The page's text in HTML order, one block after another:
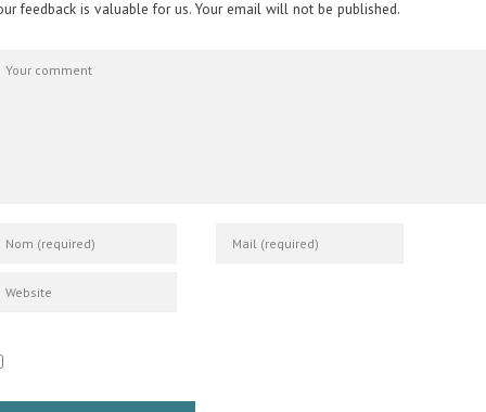
feedback is valuable for us. Your email will not be published.